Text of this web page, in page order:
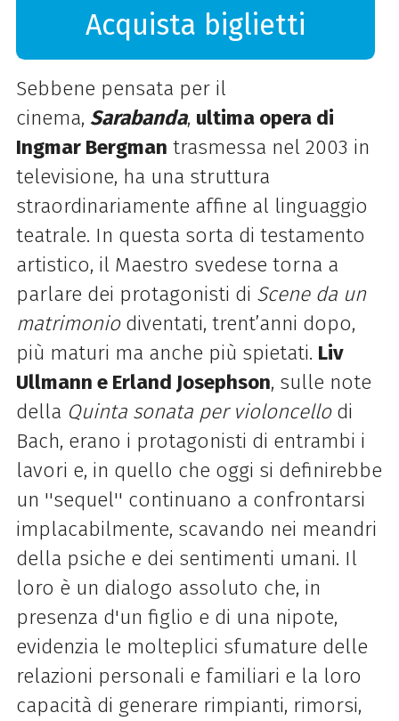
Acquista biglietti
Sebbene pensata per il
cinema, Sarabanda, ultima opera di
Ingmar Bergman trasmessa nel 2003 in
televisione, ha una struttura
straordinariamente affine al linguaggio
teatrale. In questa sorta di testamento
artistico, il Maestro svedese torna a
parlare dei protagonisti di Scene da un
matrimoniodiventati, trent’anni dopo,
più maturi ma anche più spietati. Liv
Ullmann e Erland Josephson, sulle note
della Quinta sonata per violoncello di
Bach, erano i protagonisti di entrambi i
lavori e, in quello che oggi si definirebbe
un ''sequel'' continuano a confrontarsi
implacabilmente, scavando nei meandri
della psiche e dei sentimenti umani. Il
loro è un dialogo assoluto che, in
presenza d'un figlio e di una nipote,
evidenzia le molteplici sfumature delle
relazioni personali e familiari e la loro
capacità di generare rimpianti, rimorsi,